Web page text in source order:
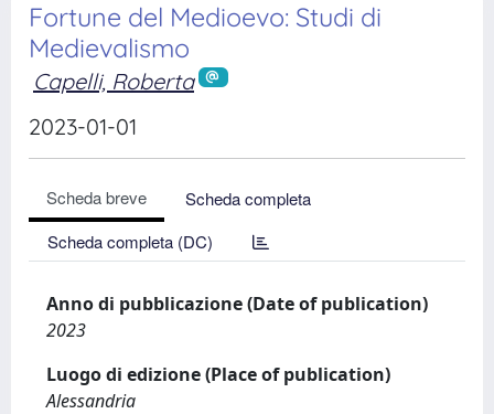
Fortune del Medioevo: Studi di
Medievalismo
Capelli, Roberta
2023-01-01
Scheda breve
Scheda completa
Scheda completa (DC)
Anno di pubblicazione (Date of publication)
2023
Luogo di edizione (Place of publication)
Alessandria